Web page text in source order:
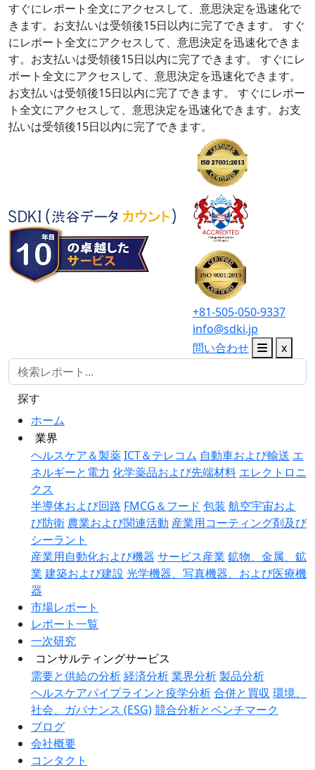
すぐにレポート全文にアクセスして、意思決定を迅速化で
きます。お支払いは受領後15日以内に完了できます。
すぐ
にレポート全文にアクセスして、意思決定を迅速化できま
す。お支払いは受領後15日以内に完了できます。
すぐにレ
ポート全文にアクセスして、意思決定を迅速化できます。
お支払いは受領後15日以内に完了できます。
すぐにレポー
ト全文にアクセスして、意思決定を迅速化できます。お支
払いは受領後15日以内に完了できます。
+81-505-050-9337
info@sdki.jp
問い合わせ
x
ホーム
業界
ヘルスケア＆製薬ICT＆テレコム 自動車および輸送 エ
ネルギーと電力 化学薬品および先端材料 エレクトロニ
クス
半導体および回路 FMCG＆フード 包装 航空宇宙およ
び防衛 農業および関連活動 産業用コーティング剤及び
シーラント
産業用自動化および機器 サービス産業 鉱物、金属、鉱
業 建築および建設 光学機器、写真機器、および医療機
器
市場レポート
レポート一覧
一次研究
コンサルティングサービス
需要と供給の分析経済分析業界分析製品分析
ヘルスケアパイプラインと疫学分析合併と買収 環境、
社会、ガバナンス (ESG)競合分析とベンチマーク
ブログ
会社概要
コンタクト
探す